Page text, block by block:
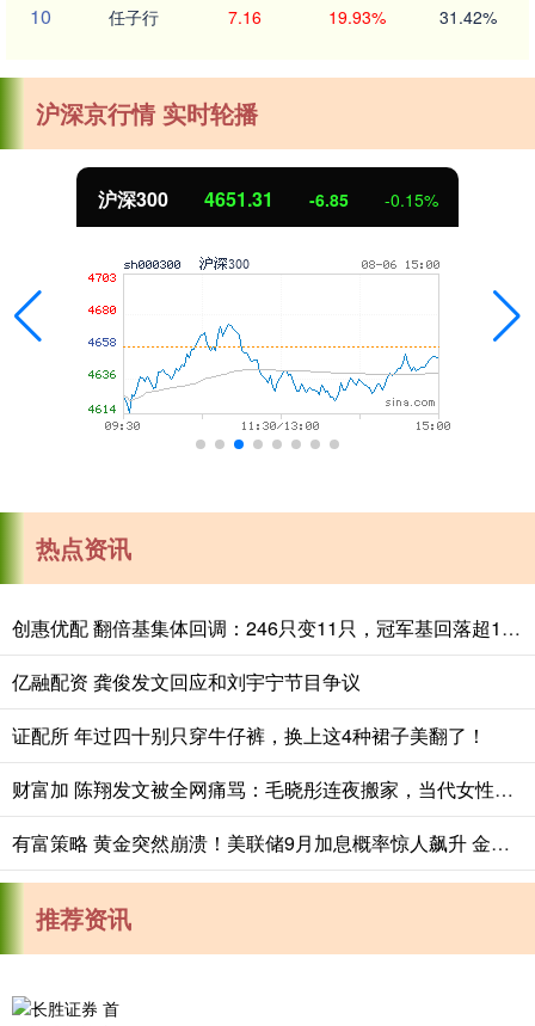
10 任子行 7.16 19.93% 31.42%
沪深京行情 实时轮播
沪深300 4651.31 -6.85 -0.15%
热点资讯
创惠优配 翻倍基集体回调：246只变11只，冠军基回落超100个百分点
亿融配资 龚俊发文回应和刘宇宁节目争议
证配所 年过四十别只穿牛仔裤，换上这4种裙子美翻了！
财富加 陈翔发文被全网痛骂：毛晓彤连夜搬家，当代女性分手最高范本
有富策略 黄金突然崩溃！美联储9月加息概率惊人飙升 金价暴跌118美元……
推荐资讯